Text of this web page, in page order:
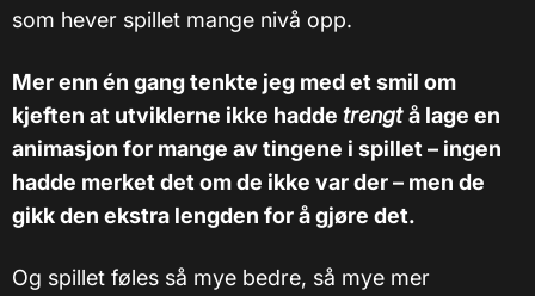
som hever spillet mange nivå opp.
Mer enn én gang tenkte jeg med et smil om
kjeften at utviklerne ikke hadde trengtå lage en
animasjon for mange av tingene i spillet – ingen
hadde merket det om de ikke var der – men de
gikk den ekstra lengden for å gjøre det.
Og spillet føles så mye bedre, så mye mer